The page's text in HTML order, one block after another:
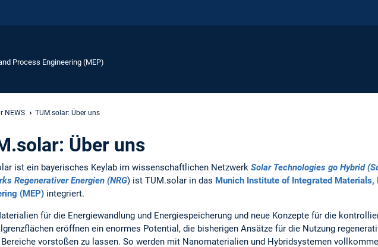
Process Engineering (MEP)
NEWS TUM.solar: Über uns
Über uns
ist ein bayerisches Keylab im wissenschaftlichen Netzwerk Solar Technologies go Hybrid
Regenerativer Energien (NRG) ist TUM.solar in das Munich Institute of Integrated Materials,
(MEP) integriert.
für die Energiewandlung und Energiespeicherung und neue Konzepte für die
eröffnen ein enormes Potential, die bisherigen Ansätze für die Nutzung
Bereiche vorstoßen zu lassen. So werden mit Nanomaterialien und Hybridsystemen